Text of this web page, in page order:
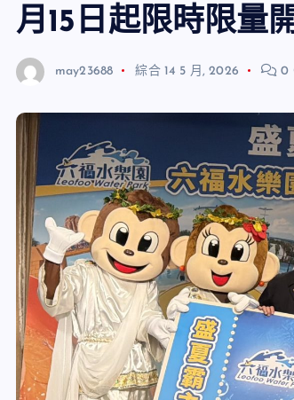
月15日起限時限量
may23688 綜合 14 5 月, 2026 0